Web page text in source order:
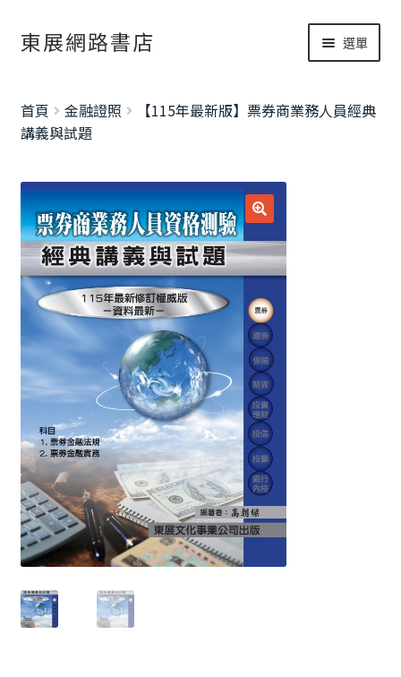
跳
至
覽
列
跳
至
要
內
容
東展網路書店 選單
開
書籍修正
首頁 金融證照
【115年最新版】票券商業務人員經典
講義與試題